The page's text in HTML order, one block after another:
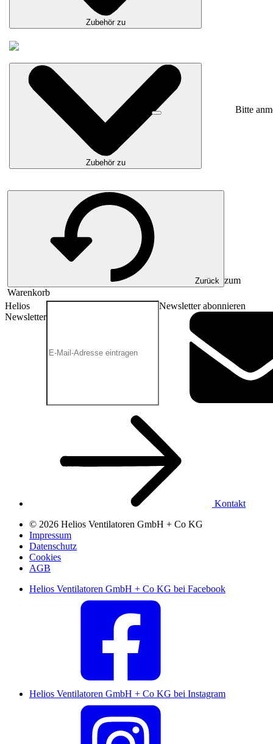
Zubehör zu
Zubehör zu
Bitte
Zurück zum
Warenkorb
Helios
Newsletter
Newsletter abonnieren
Kontakt
© 2026 Helios Ventilatoren GmbH + Co KG
Impressum
Datenschutz
Cookies
AGB
Helios Ventilatoren GmbH + Co KG bei Facebook
Helios Ventilatoren GmbH + Co KG bei Instagram